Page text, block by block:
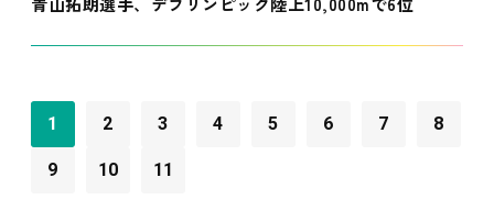
1 2 3 4 5 6 7 8
9 10 11